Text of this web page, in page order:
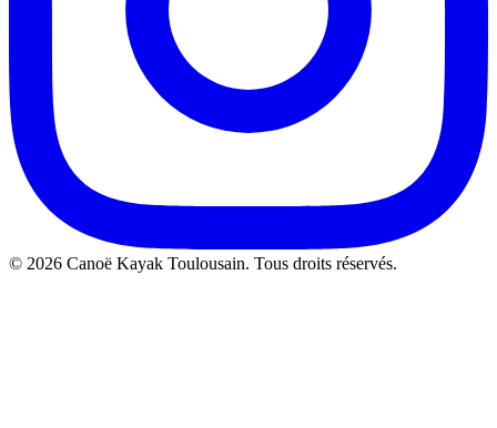
© 2026 Canoë Kayak Toulousain. Tous droits réservés.